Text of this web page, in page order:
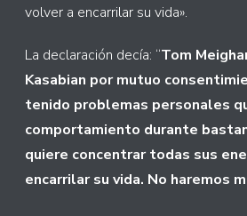
volver a encarrilar su vida».
La declaración decía: “Tom
Kasabian por mutuo
tenido problemas personales
comportamiento durante
quiere concentrar todas sus
encarrilar su vida. No haremos